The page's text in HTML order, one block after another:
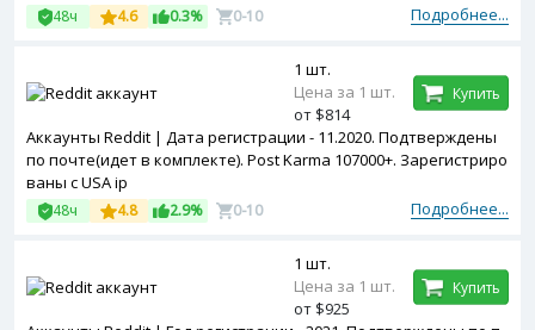
Подробнее...
48ч 4.6 0.3% 0-10
Аккаунты Reddit | Дата регистрации - 11.2020. Подтверждены
по почте(идет в комплекте). Post Karma 107000+. Зарегистриро
ваны с USA ip
Подробнее...
48ч 4.8 2.9% 0-10
1 шт.
Цена за 1 шт.
от $814
Купить
1 шт.
Цена за 1 шт.
от $925
Купить